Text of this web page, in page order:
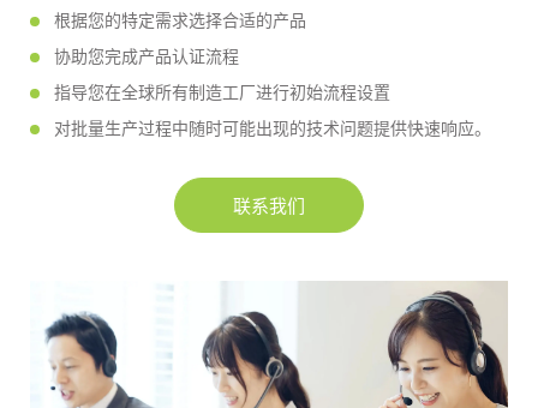
根据您的特定需求选择合适的产品
协助您完成产品认证流程
指导您在全球所有制造工厂进行初始流程设置
对批量生产过程中随时可能出现的技术问题提供快速响应。
联系我们